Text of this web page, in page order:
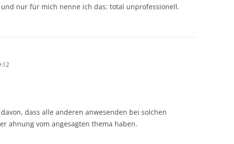
nur für mich nenne ich das: total unprofessionell.
dass alle anderen anwesenden bei solchen
ahnung vom angesagten thema haben.